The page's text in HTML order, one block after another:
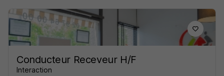
Conducteur Receveur H/F
Interaction